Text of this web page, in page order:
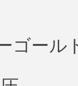
ゴール